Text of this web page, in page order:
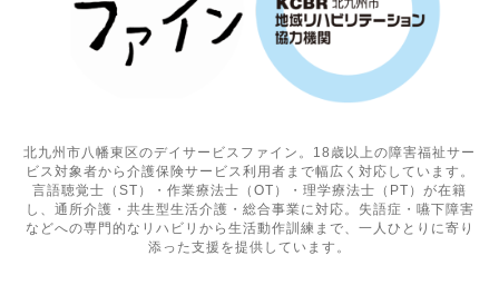
北九州市八幡東区のデイサービスファイン。18歳以上の障害福祉サー
ビス対象者から介護保険サービス利用者まで幅広く対応しています。
言語聴覚士（ST）・作業療法士（OT）・理学療法士（PT）が在籍
し、通所介護・共生型生活介護・総合事業に対応。失語症・嚥下障害
などへの専門的なリハビリから生活動作訓練まで、一人ひとりに寄り
添った支援を提供しています。